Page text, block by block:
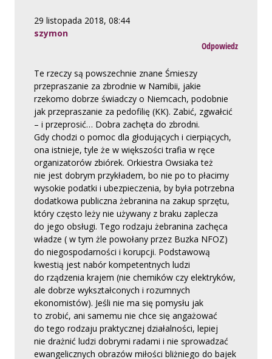
29 listopada 2018, 08:44
szymon
Odpowiedz
Te rzeczy są powszechnie znane Śmieszy
przepraszanie za zbrodnie w Namibii, jakie
rzekomo dobrze świadczy o Niemcach, podobnie
jak przepraszanie za pedofilię (KK). Zabić, zgwałcić
– i przeprosić… Dobra zachęta do zbrodni.
Gdy chodzi o pomoc dla głodujących i cierpiących,
ona istnieje, tyle że w większości trafia w ręce
organizatorów zbiórek. Orkiestra Owsiaka też
nie jest dobrym przykładem, bo nie po to płacimy
wysokie podatki i ubezpieczenia, by była potrzebna
dodatkowa publiczna żebranina na zakup sprzętu,
który często leży nie używany z braku zaplecza
do jego obsługi. Tego rodzaju żebranina zachęca
władze ( w tym żle powołany przez Buzka NFOZ)
do niegospodarności i korupcji. Podstawową
kwestią jest nabór kompetentnych ludzi
do rządzenia krajem (nie chemików czy elektryków,
ale dobrze wykształconych i rozumnych
ekonomistów). Jeśli nie ma się pomysłu jak
to zrobić, ani samemu nie chce się angażować
do tego rodzaju praktycznej działalności, lepiej
nie drażnić ludzi dobrymi radami i nie sprowadzać
ewangelicznych obrazów miłości bliżniego do bajek